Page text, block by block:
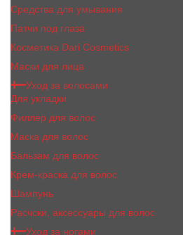
Средства для умывания
Патчи под глаза
Косметика Dari Cosmetics
Маски для лица
Уход за волосами
Для укладки
Филлер для волос
Маска для волос
Бальзам для волос
Крем-краска для волос
Шампунь
Расчски, аксессуары для волос
Уход за ногами